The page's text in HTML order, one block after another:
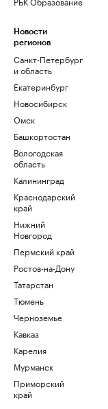
Новости
регионов
Санкт-Петербург
и область
Екатеринбург
Новосибирск
Омск
Башкортостан
Вологодская
область
Калининград
Краснодарский
край
Нижний
Новгород
Пермский край
Ростов-на-Дону
Татарстан
Тюмень
Черноземье
Кавказ
Карелия
Мурманск
Приморский
край